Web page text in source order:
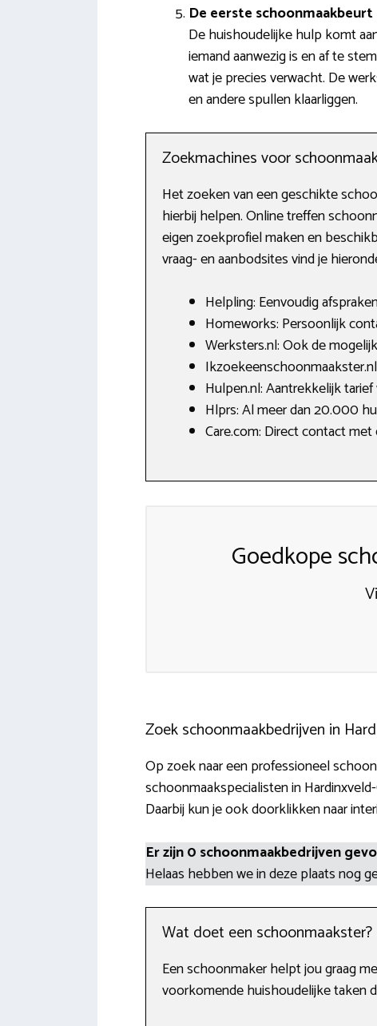
De eerste schoonmaakbeurt
De huishoudelijke hulp komt
iemand aanwezig is en af te
wat je precies verwacht. De
en andere spullen klaarliggen.
Zoekmachines voor
Het zoeken van een geschikte
hierbij helpen. Online treffen
eigen zoekprofiel maken en
vraag- en aanbodsites vind je
Helpling: Eenvoudig
Homeworks: Persoonlijk
Werksters.nl: Ook de
Hulpen.nl: Aantrekkelijk
Hlprs: Al meer dan 20.000
Care.com: Direct contact
Goedkope
Zoek schoonmaakbedrijven in
Op zoek naar een professioneel
schoonmaakspecialisten in
Daarbij kun je ook doorklikken naar
Er zijn 0 schoonmaakbedrijven
Helaas hebben we in deze plaats nog
Wat doet een schoonmaakster?
Een schoonmaker helpt jou graag
voorkomende huishoudelijke taken